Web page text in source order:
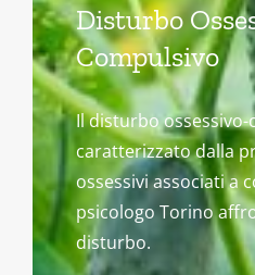
Disturbo
Compulsivo
Il disturbo ossessivo-
caratterizzato dalla
ossessivi associati a
psicologo Torino
disturbo.